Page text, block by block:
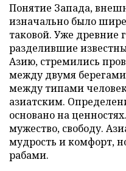
Понятие Запада,
изначально было
таковой. Уже древние
разделившие
Азию, стремились
между двумя
между типами
азиатским.
основано на
мужество, свободу.
мудрость и комфорт,
рабами.